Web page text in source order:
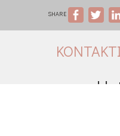
SHARE